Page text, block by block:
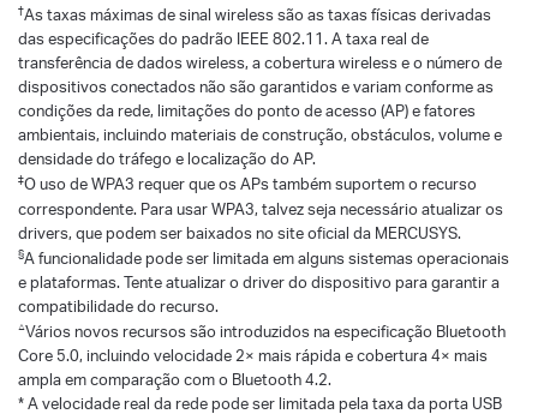
†As taxas máximas de sinal wireless são as taxas físicas derivadas
das especificações do padrão IEEE 802.11. A taxa real de
transferência de dados wireless, a cobertura wireless e o número de
dispositivos conectados não são garantidos e variam conforme as
condições da rede, limitações do ponto de acesso (AP) e fatores
ambientais, incluindo materiais de construção, obstáculos, volume e
densidade do tráfego e localização do AP.
‡O uso de WPA3 requer que os APs também suportem o recurso
correspondente. Para usar WPA3, talvez seja necessário atualizar os
drivers, que podem ser baixados no site oficial da MERCUSYS.
§A funcionalidade pode ser limitada em alguns sistemas operacionais
e plataformas. Tente atualizar o driver do dispositivo para garantir a
compatibilidade do recurso.
△Vários novos recursos são introduzidos na especificação Bluetooth
Core 5.0, incluindo velocidade 2× mais rápida e cobertura 4× mais
ampla em comparação com o Bluetooth 4.2.
* A velocidade real da rede pode ser limitada pela taxa da porta USB